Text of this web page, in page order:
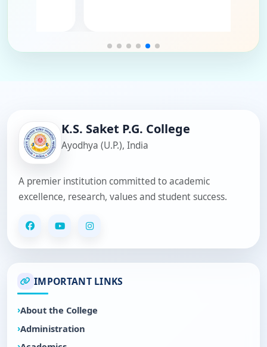
- Clerk
K.S. Saket P.G. College
Ayodhya (U.P.), India
A premier institution committed to academic
excellence, research, values and student success.
IMPORTANT LINKS
About the College
Administration